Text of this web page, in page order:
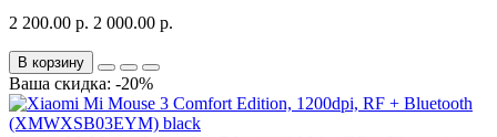
2 200.00 р. 2 000.00 р.
В корзину
Ваша скидка: -20%